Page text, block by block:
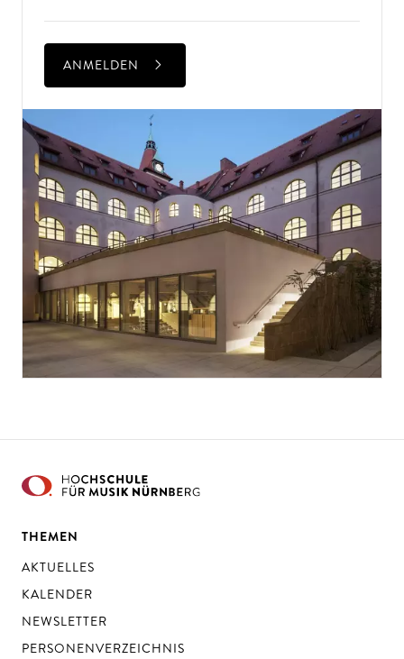
ANMELDEN
THEMEN
AKTUELLES
KALENDER
NEWSLETTER
PERSONENVERZEICHNIS